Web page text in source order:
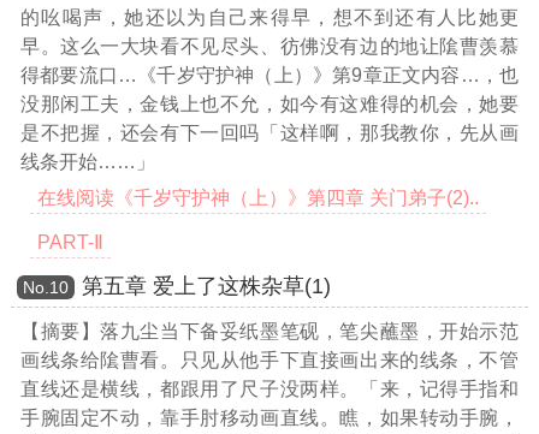
的吆喝声，她还以为自己来得早，想不到还有人比她更
早。这么一大块看不见尽头、彷佛没有边的地让隂曹羡慕
得都要流口 …《千岁守护神（上）》第9章正文内容… ，也
没那闲工夫，金钱上也不允，如今有这难得的机会，她要
是不把握，还会有下一回吗「这样啊，那我教你，先从画
线条开始……」
在线阅读《千岁守护神（上）》第四章 关门弟子(2)..
PART-Ⅱ
Νο.10 第五章 爱上了这株杂草(1)
【摘要】落九尘当下备妥纸墨笔砚，笔尖蘸墨，开始示范
画线条给隂曹看。只见从他手下直接画出来的线条，不管
直线还是横线，都跟用了尺子没两样。「来，记得手指和
手腕固定不动，靠手肘移动画直线。瞧，如果转动手腕，